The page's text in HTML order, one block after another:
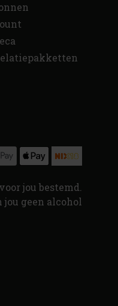
jou bestemd.
jou geen alcohol